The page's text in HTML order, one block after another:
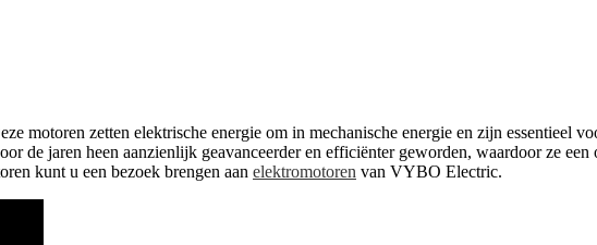
motoren zetten elektrische energie om in mechanische energie en zijn essentieel
de jaren heen aanzienlijk geavanceerder en efficiënter geworden, waardoor ze
kunt u een bezoek brengen aan elektromotoren van VYBO Electric.